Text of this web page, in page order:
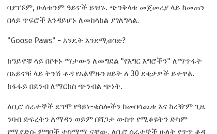
ባያገኙም, ሁለቱንም ዓይኖች ይዝጉ. ጭንቅላቱ መጀመሪያ ላይ ከመጠን
በላይ ጥፍሮች እንዳይሆኑ ለመከላከል ያገለግላል.
"Goose Paws" - እንዴት እንደሚወገድ?
ከዓይኖቹ ላይ በየቀኑ ማታውን ለመግደል "የእግር እግሮችን" ለማጥፋት
በአይኖቹ ላይ ትንሽ ቆዳ የአልሞዙን ዘይት ለ 30 ደቂቃዎች ይተዋል.
ከፋፋይ በደንብ ለማርከስ ጭንብል ጭነት.
ለቢሮ ሰራተኞች ደግሞ የዓይነ-ቁስሎችን ከመበሳጨቱ እና ከረዥም ጊዜ
ንባብ ድፍረትን ለማዳን ወይም በሻጋታ ውስጥ የሚቆዩትን ድካም
የሚያድሱ ምግቦች ተስማሚ ናቸው. ለቢሮ ሰራተኞች ሁለት የጥጥ ቆዳ